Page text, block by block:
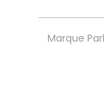
Marque